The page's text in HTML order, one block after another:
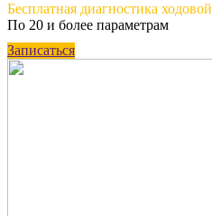
Бесплатная диагностика ходовой
По 20 и более параметрам
Записаться